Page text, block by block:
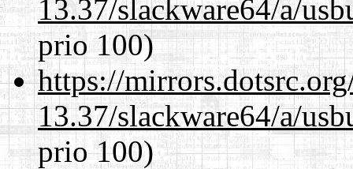
13.37/slackware64/a/
prio 100)
https://
13.37/slackware64/a/
prio 100)